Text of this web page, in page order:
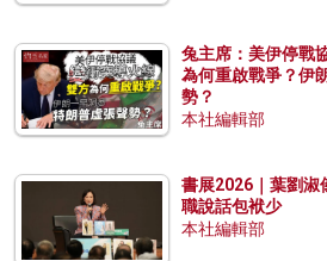
兔主席：美伊停戰
為何重啟戰爭？伊
勢？
本社編輯部
書展2026｜葉劉淑
職說話包袱少
本社編輯部